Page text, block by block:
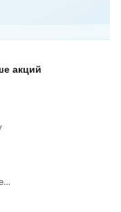
акций
Платье в городе Стерлитамак: лучшая цена